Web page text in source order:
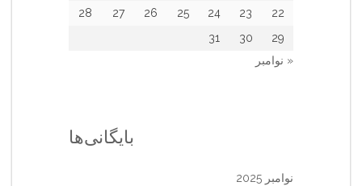
22
23
24
25
26
27
28
29
30
31
« نوامبر
بایگانی‌ها
نوامبر 2025